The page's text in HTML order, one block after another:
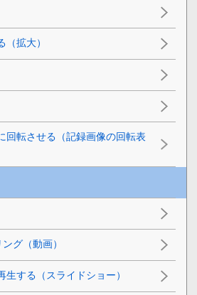
拡大）
回転させる（記録画像の回転表
ング （動画）
生する（ スライドショー）